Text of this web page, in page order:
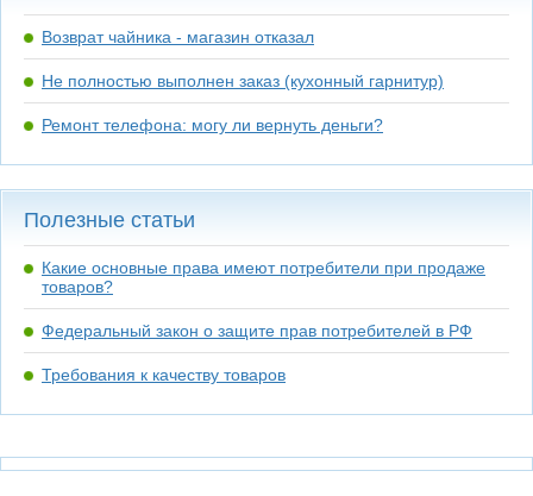
Возврат чайника - магазин отказал
Не полностью выполнен заказ (кухонный гарнитур)
Ремонт телефона: могу ли вернуть деньги?
Полезные статьи
Какие основные права имеют потребители при продаже
товаров?
Федеральный закон о защите прав потребителей в РФ
Требования к качеству товаров